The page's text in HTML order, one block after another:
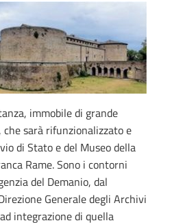
immobile di grande
sarà rifunzionalizzato e
di Stato e del Museo della
Rame. Sono i contorni
del Demanio, dal
Generale degli Archivi
integrazione di quella